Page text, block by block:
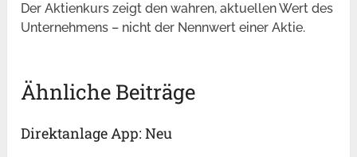
Der Aktienkurs zeigt den wahren, aktuellen Wert des
Unternehmens – nicht der Nennwert einer Aktie.
Ähnliche Beiträge
Direktanlage App: Neu